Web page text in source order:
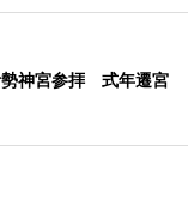
勢神宮参拝 式年遷宮